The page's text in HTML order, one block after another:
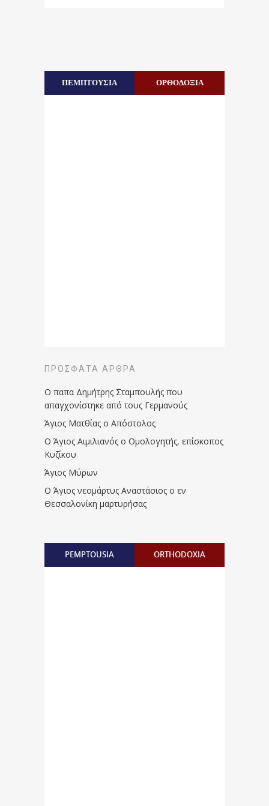
ΠΕΜΠΤΟΥΣΙΑ ΟΡΘΟΔΟΞΙΑ
ΠΡΌΣΦΑΤΑ ΆΡΘΡΑ
Ο παπα Δημήτρης Σταμπουλής που
απαγχονίστηκε από τους Γερμανούς
Άγιος Ματθίας ο Απόστολος
Ο Άγιος Αιμιλιανός ο Ομολογητής, επίσκοπος
Κυζίκου
Άγιος Μύρων
Ο Άγιος νεομάρτυς Αναστάσιος ο εν
Θεσσαλονίκη μαρτυρήσας
PEMPTOUSIA ORTHODOXIA